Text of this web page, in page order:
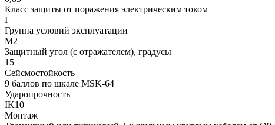
Класс защиты от поражения электрическим током
I
Группа условий эксплуатации
М2
Защитный угол (с отражателем), градусы
15
Сейсмостойкость
9 баллов по шкале МSK-64
Ударопрочность
IK10
Монтаж